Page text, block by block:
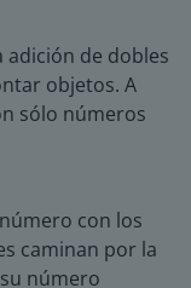
de dobles
objetos. A
sólo números
con los
caminan por la
número